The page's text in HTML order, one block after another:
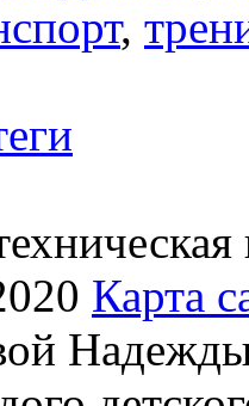
,
Карта